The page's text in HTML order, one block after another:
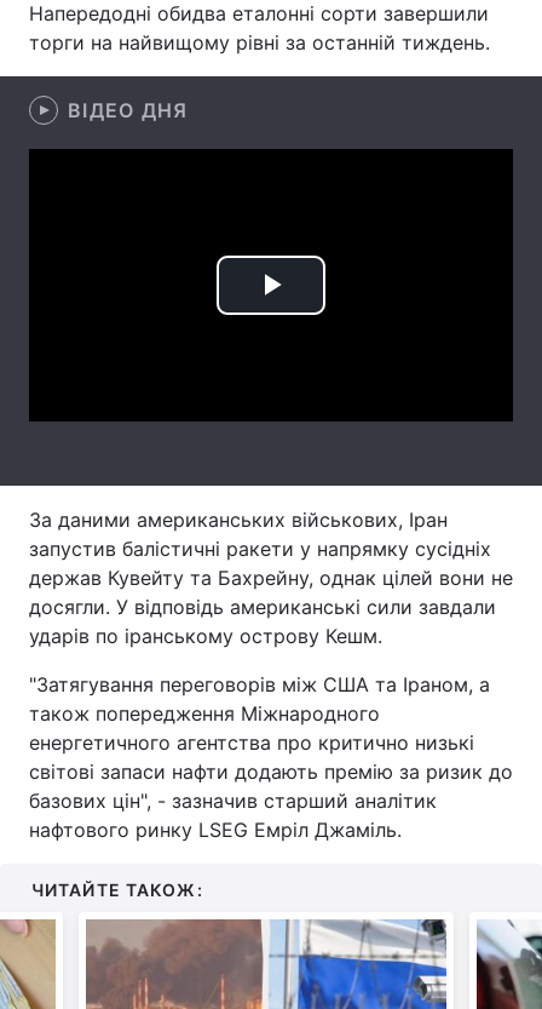
Лонгріди
Відео з Youtube
Тема оформлення
Напередодні обидва еталонні сорти завершили
торги на найвищому рівні за останній тиждень.
ВІДЕО ДНЯ
Play
За даними американських військових, Іран
запустив балістичні ракети у напрямку сусідніх
держав Кувейту та Бахрейну, однак цілей вони не
досягли. У відповідь американські сили завдали
ударів по іранському острову Кешм.
"Затягування переговорів між США та Іраном, а
також попередження Міжнародного
енергетичного агентства про критично низькі
світові запаси нафти додають премію за ризик до
базових цін", - зазначив старший аналітик
нафтового ринку LSEG Емріл Джаміль.
ЧИТАЙТЕ ТАКОЖ: